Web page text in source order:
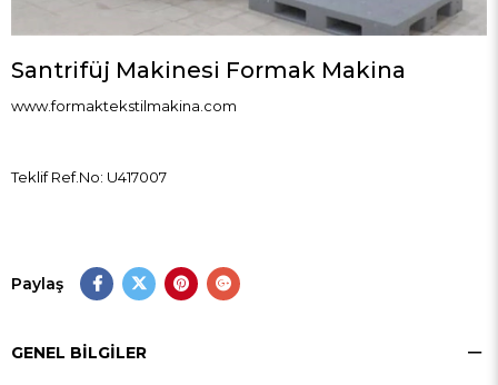
Santrifüj Makinesi Formak Makina
www.formaktekstilmakina.com
Teklif Ref.No: U417007
Paylaş
GENEL BILGILER